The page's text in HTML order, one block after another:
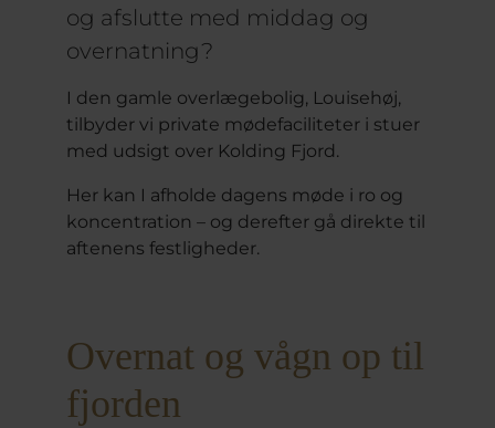
og afslutte med middag og
overnatning?
I den gamle overlægebolig, Louisehøj,
tilbyder vi private mødefaciliteter i stuer
med udsigt over Kolding Fjord.
Her kan I afholde dagens møde i ro og
koncentration – og derefter gå direkte til
aftenens festligheder.
Overnat og vågn op til
fjorden